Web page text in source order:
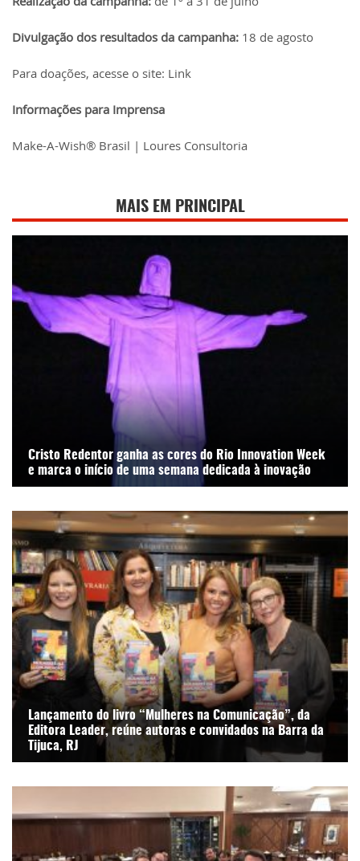
Divulgação dos resultados da campanha: 18 de agosto
Para doações, acesse o site: Link
Informações para Imprensa
Make-A-Wish® Brasil | Loures Consultoria
MAIS EM PRINCIPAL
Cristo Redentor ganha as cores do Rio Innovation Week
e marca o início de uma semana dedicada à inovação
Lançamento do livro “Mulheres na Comunicação”, da
Editora Leader, reúne autoras e convidados na Barra da
Tijuca, RJ